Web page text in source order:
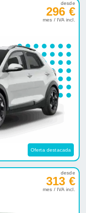
desde
296 €
mes / IVA incl.
Oferta destacada
desde
313 €
mes / IVA incl.